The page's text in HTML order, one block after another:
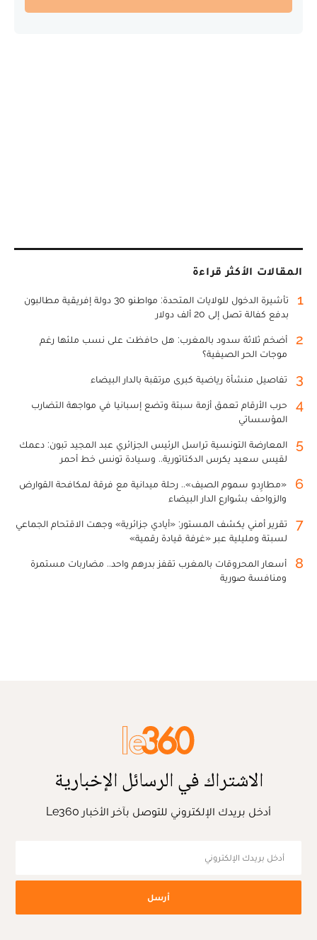
المقالات الأكثر قراءة
1
تأشيرة الدخول للولايات المتحدة: مواطنو 30 دولة إفريقية مطالبون
بدفع كفالة تصل إلى 20 ألف دولار
2
أضخم ثلاثة سدود بالمغرب: هل حافظت على نسب ملئها رغم
موجات الحر الصيفية؟
3 تفاصيل منشأة رياضية كبرى مرتقبة بالدار البيضاء
4
حرب الأرقام تعمق أزمة سبتة وتضع إسبانيا في مواجهة التضارب
المؤسساتي
5
المعارضة التونسية تراسل الرئيس الجزائري عبد المجيد تبون: دعمك
لقيس سعيد يكرس الدكتاتورية.. وسيادة تونس خط أحمر
6
«مطارِدو سموم الصيف».. رحلة ميدانية مع فرقة لمكافحة القوارض
والزواحف بشوارع الدار البيضاء
7
تقرير أمني يكشف المستور: «أيادي جزائرية» وجهت الاقتحام الجماعي
لسبتة ومليلية عبر «غرفة قيادة رقمية»
8
أسعار المحروقات بالمغرب تقفز بدرهم واحد.. مضاربات مستمرة
ومنافسة صورية
الاشتراك في الرسائل الإخبارية
أدخل بريدك الإلكتروني للتوصل بآخر الأخبار Le360
أرسل